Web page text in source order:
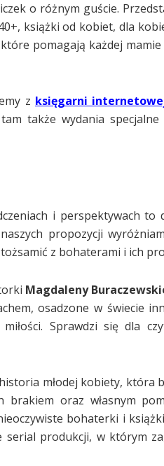
o różnym guście.
książki od kobiet, dla
pomagają każdej mamie
z księgarni
także wydania
i perspektywach to
propozycji
z bohaterami i ich
Magdaleny
osadzone w świecie
Sprawdzi się dla
młodej kobiety, która
oraz własnym
bohaterki i
produkcji, w którym